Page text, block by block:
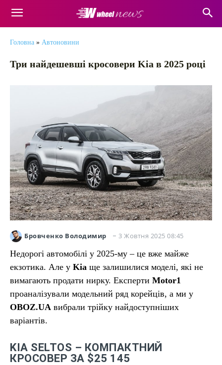
Головна » Автоновини
Три найдешевші кросовери Kia в 2025 році
Бровченко Володимир 3 Жовтня 2025 08:45
Недорогі автомобілі у 2025-му – це вже майже
екзотика. Але у Kia ще залишилися моделі, які не
вимагають продати нирку. Експерти Motor1
проаналізували модельний ряд корейців, а ми у
OBOZ.UA вибрали трійку найдоступніших
варіантів.
KIA SELTOS – КОМПАКТНИЙ
КРОСОВЕР ЗА $25 145